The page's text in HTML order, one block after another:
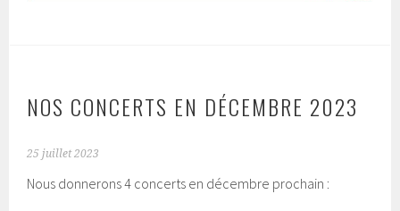
NOS CONCERTS EN DÉCEMBRE 2023
25 juillet 2023
Nous donnerons 4 concerts en décembre prochain :